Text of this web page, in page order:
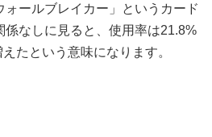
ールブレイカー」というカード
係なしに見ると、使用率は21.8%
たという意味になります。